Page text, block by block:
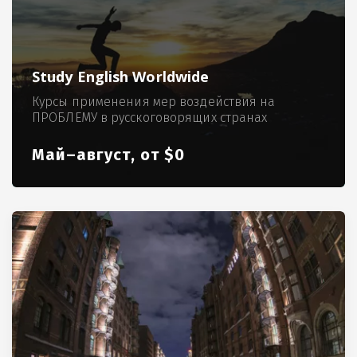
Study English Worldwide
Курсы применения мер воздействия на
ПРОБЛЕМУ в русскоговорящих странах
Май–август, от $0